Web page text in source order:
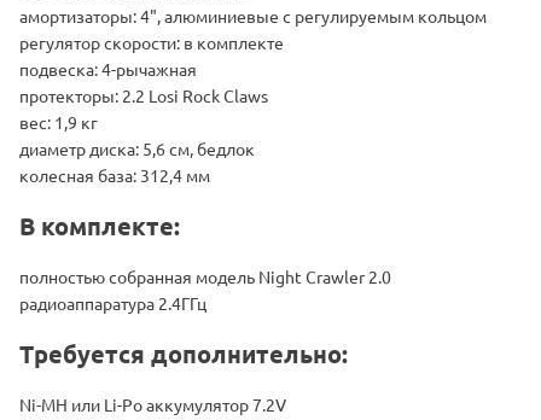
амортизаторы: 4", алюминиевые с регулируемым кольцом
регулятор скорости: в комплекте
подвеска: 4-рычажная
протекторы: 2.2 Losi Rock Claws
вес: 1,9 кг
диаметр диска: 5,6 см, бедлок
колесная база: 312,4 мм
В комплекте:
полностью собранная модель Night Crawler 2.0
радиоаппаратура 2.4ГГц
Требуется дополнительно:
Ni-MH или Li-Po аккумулятор 7.2V